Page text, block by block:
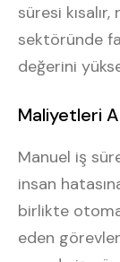
süresi
sektöründe
değerini
Maliyetleri
Manuel iş
insan
birlikte
eden